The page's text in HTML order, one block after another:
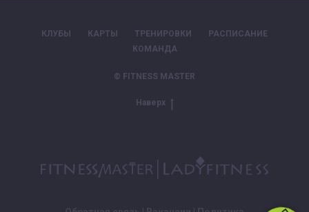
КЛУБЫ КАРТЫ ТРЕНИРОВКИ
РАСПИСАНИЕ
КОМАНДА
© FITNESS MASTER
Наверх